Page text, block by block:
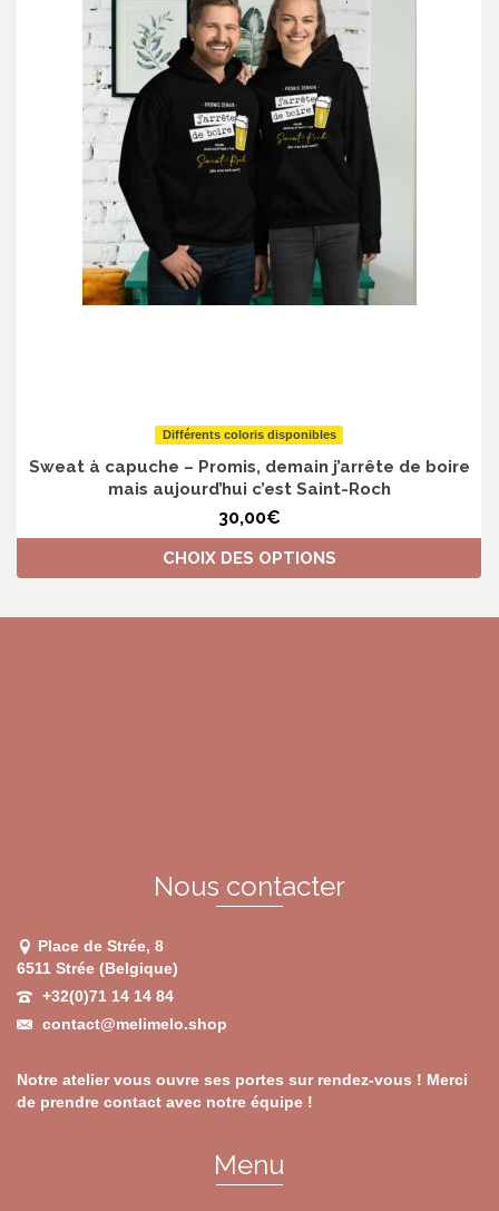
Différents coloris disponibles
Sweat à capuche – Promis, demain j’arrête de boire
mais aujourd’hui c’est Saint-Roch
30,00€
CHOIX DES OPTIONS
du
produit
Nous contacter
Place de Strée, 8
6511 Strée (Belgique)
+32(0)71 14 14 84
contact@melimelo.shop
Notre atelier vous ouvre ses portes sur rendez-vous ! Merci
de prendre contact avec notre équipe !
Menu